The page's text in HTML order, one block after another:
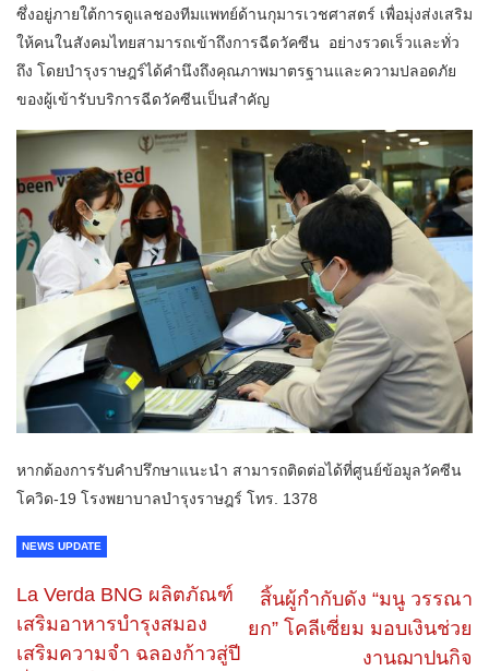
ซึ่งอยู่ภายใต้การดูแลชองทีมแพทย์ด้านกุมารเวชศาสตร์ เพื่อมุ่งส่งเสริม
ให้คนในสังคมไทยสามารถเข้าถึงการฉีดวัคซีน อย่างรวดเร็วและทั่ว
ถึง โดยบำรุงราษฎร์ได้คำนึงถึงคุณภาพมาตรฐานและความปลอดภัย
ของผู้เข้ารับบริการฉีดวัคซีนเป็นสำคัญ
หากต้องการรับคำปรึกษาแนะนำ สามารถติดต่อได้ที่ศูนย์ข้อมูลวัคซีน
โควิด-19 โรงพยาบาลบำรุงราษฎร์ โทร. 1378
NEWS UPDATE
La Verda BNG ผลิตภัณฑ์
เสริมอาหารบำรุงสมอง
เสริมความจำ ฉลองก้าวสู่ปี
สิ้นผู้กำกับดัง “มนู วรรณา
ยก” โคลีเซี่ยม มอบเงินช่วย
งานฌาปนกิจ